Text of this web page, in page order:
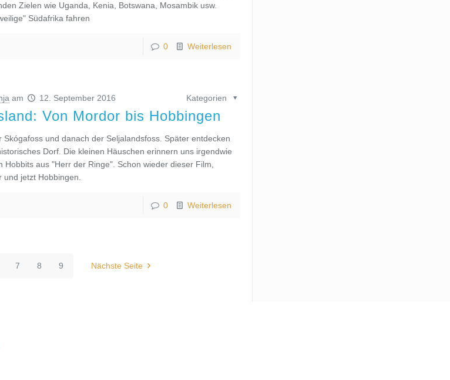
Zielen wie Uganda, Kenia, Botswana, Mosambik usw.
Südafrika fahren
0 Weiterlesen
am 12. September 2016 Kategorien
Von Mordor bis Hobbingen
Skógafoss und danach der Seljalandsfoss. Später entdecken
Dorf. Die kleinen Häuschen erinnern uns irgendwie
Hobbits aus "Herr der Ringe". Schon wieder dieser Film,
jetzt Hobbingen.
0 Weiterlesen
7 8 9 Nächste Seite